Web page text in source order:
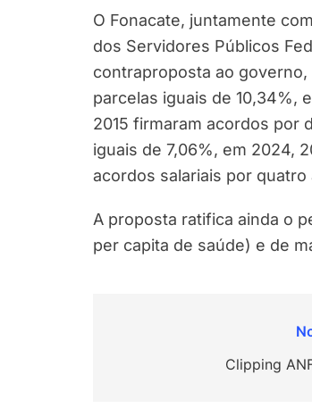
O Fonacate, juntamente
dos Servidores Públicos
contraproposta ao
parcelas iguais de 10,34%,
2015 firmaram acordos por
iguais de 7,06%, em 2024,
acordos salariais por quatro
A proposta ratifica ainda o
per capita de saúde) e de
Clipping